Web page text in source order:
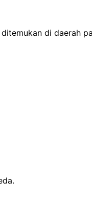
di daerah